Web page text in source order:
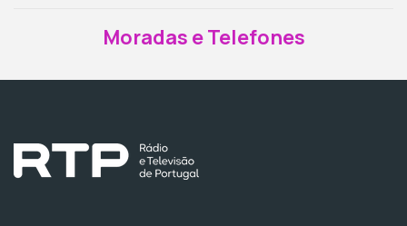
Moradas e Telefones